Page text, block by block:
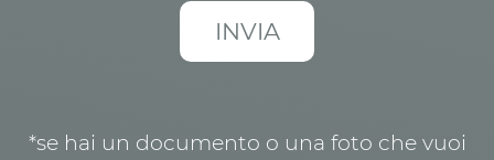
*se hai un documento o una foto che vuoi